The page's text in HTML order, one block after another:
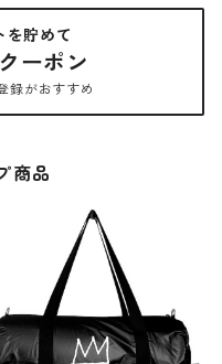
を貯めて
ーポン
録がおすすめ
商品